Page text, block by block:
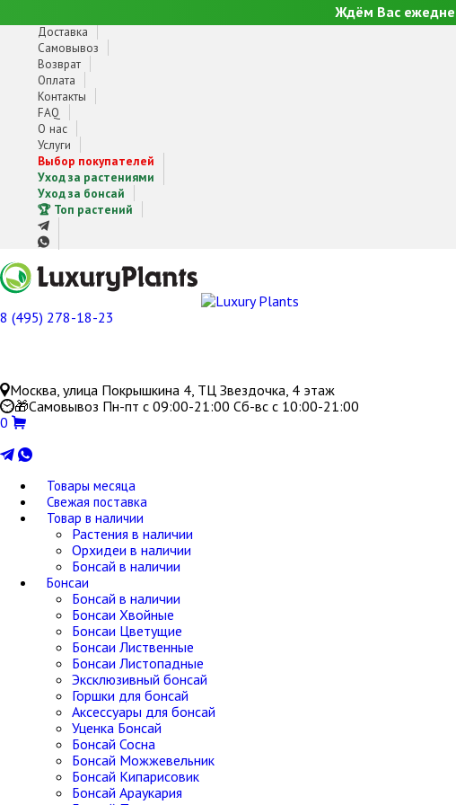
Ждём Вас
Доставка
Самовывоз
Возврат
Оплата
Контакты
FAQ
О нас
Услуги
Выбор покупателей
Уход за растениями
Уход за бонсай
🏆 Топ растений
8 (495) 278-18-23
Москва, улица Покрышкина 4, ТЦ Звездочка, 4 этаж
🎁Самовывоз Пн-пт с 09:00-21:00 Сб-вс с 10:00-21:00
0
Товары месяца
Свежая поставка
Товар в наличии
Растения в наличии
Орхидеи в наличии
Бонсай в наличии
Бонсаи
Бонсай в наличии
Бонсаи Хвойные
Бонсаи Цветущие
Бонсаи Лиственные
Бонсаи Листопадные
Эксклюзивный бонсай
Горшки для бонсай
Аксессуары для бонсай
Уценка Бонсай
Бонсай Сосна
Бонсай Можжевельник
Бонсай Кипарисовик
Бонсай Араукария